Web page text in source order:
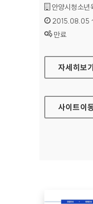
기관명 :
안양시청소년
인증기간 :
2015.08.05
상태 :
만료
안양시청
자세히보기
사이트이